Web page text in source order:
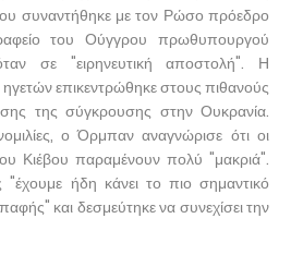
συναντήθηκε με τον Ρώσο πρόεδρο
του Ούγγρου πρωθυπουργού
σε "ειρηνευτική αποστολή". Η
επικεντρώθηκε στους πιθανούς
της σύγκρουσης στην Ουκρανία.
ο Όρμπαν αναγνώρισε ότι οι
Κιέβου παραμένουν πολύ "μακριά".
ήδη κάνει το πιο σημαντικό
και δεσμεύτηκε να συνεχίσει την